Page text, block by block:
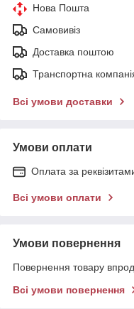
Нова Пошта
Самовивіз
Доставка поштою
Транспортна
Всі умови доставки
Умови оплати
Оплата за
Всі умови оплати
Умови повернення
Повернення товару
Всі умови повернення